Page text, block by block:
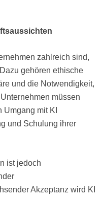
zahlreich sind,
gehören ethische
und die Notwendigkeit,
müssen
mit KI
und Schulung ihrer
ist jedoch
Akzeptanz wird KI